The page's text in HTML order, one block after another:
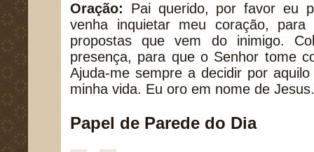
Oração: Pai querido, por favor eu
venha inquietar meu coração,
propostas que vem do inimigo.
presença, para que o Senhor tome
Ajuda-me sempre a decidir por
minha vida. Eu oro em nome de
Papel de Parede do Dia